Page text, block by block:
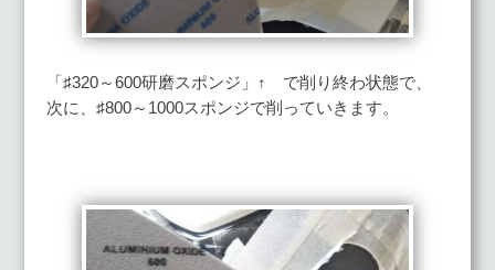
「♯320～600研磨スポンジ」↑ で削り終わ状態で、
次に、♯800～1000スポンジで削っていきます。